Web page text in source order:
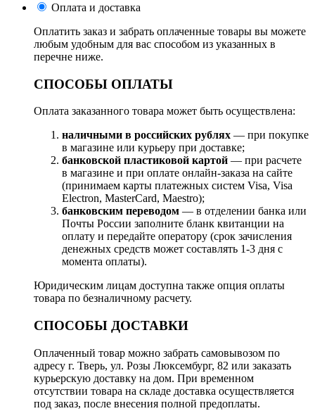
Оплата и доставка
Оплатить заказ и забрать оплаченные товары вы можете
любым удобным для вас способом из указанных в
перечне ниже.
СПОСОБЫ ОПЛАТЫ
Оплата заказанного товара может быть осуществлена:
наличными в российских рублях — при покупке
в магазине или курьеру при доставке;
банковской пластиковой картой — при расчете
в магазине и при оплате онлайн-заказа на сайте
(принимаем карты платежных систем Visa, Visa
Electron, MasterCard, Maestro);
банковским переводом — в отделении банка или
Почты России заполните бланк квитанции на
оплату и передайте оператору (срок зачисления
денежных средств может составлять 1-3 дня с
момента оплаты).
Юридическим лицам доступна также опция оплаты
товара по безналичному расчету.
СПОСОБЫ ДОСТАВКИ
Оплаченный товар можно забрать самовывозом по
адресу г. Тверь, ул. Розы Люксембург, 82 или заказать
курьерскую доставку на дом. При временном
отсутствии товара на складе доставка осуществляется
под заказ, после внесения полной предоплаты.